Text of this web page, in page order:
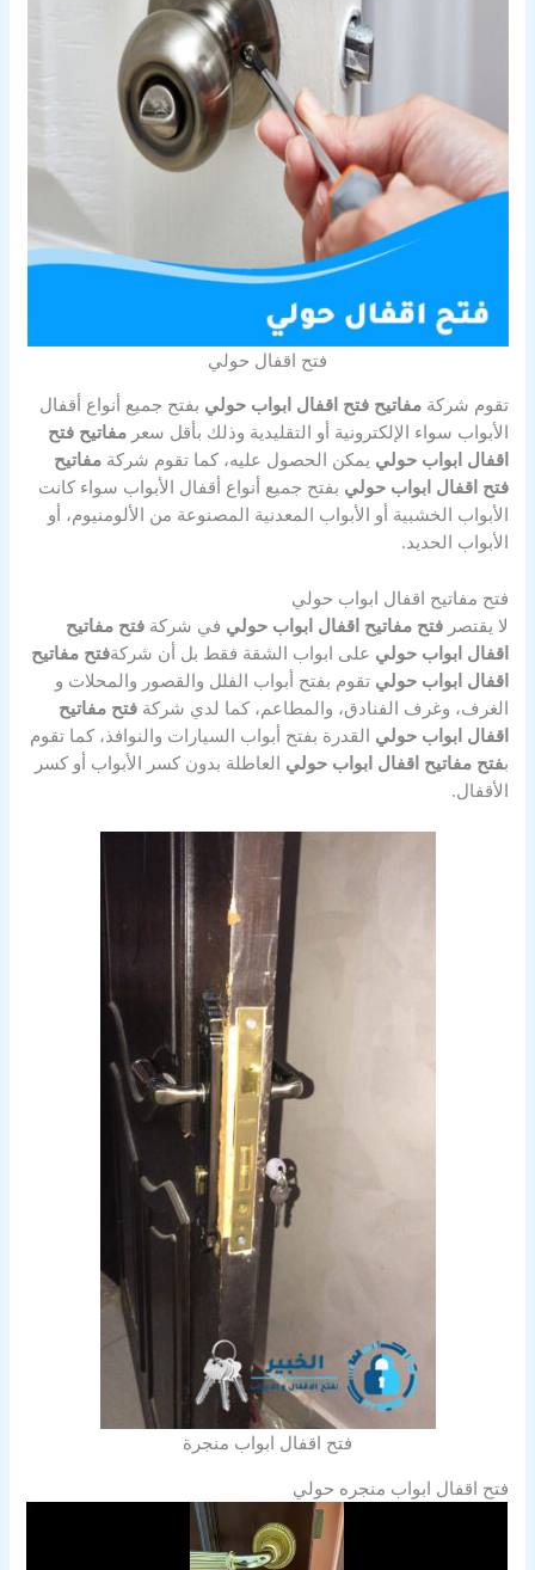
فتح اقفال حولي
تقوم شركةمفاتيح فتح اقفال ابواب حولي بفتح جميع أنواع أقفال
الأبواب سواء الإلكترونية أو التقليدية وذلك بأقل سعرمفاتيح فتح
اقفال ابواب حولي يمكن الحصول عليه، كما تقوم شركةمفاتيح
فتح اقفال ابواب حولي بفتح جميع أنواع أقفال الأبواب سواء كانت
الأبواب الخشبية أو الأبواب المعدنية المصنوعة من الألومنيوم، أو
الأبواب الحديد.
فتح مفاتيح اقفال ابواب حولي
لا يقتصرفتح مفاتيح اقفال ابواب حولي في شركةفتح مفاتيح
اقفال ابواب حولي على ابواب الشقة فقط بل أن شركةفتح مفاتيح
اقفال ابواب حولي تقوم بفتح أبواب الفلل والقصور والمحلات و
الغرف، وغرف الفنادق، والمطاعم، كما لدي شركةفتح مفاتيح
اقفال ابواب حولي القدرة بفتح أبواب السيارات والنوافذ، كما تقوم
بفتح مفاتيح اقفال ابواب حولي العاطلة بدون كسر الأبواب أو كسر
الأقفال.
فتح اقفال ابواب منجرة
فتح اقفال ابواب منجره حولي